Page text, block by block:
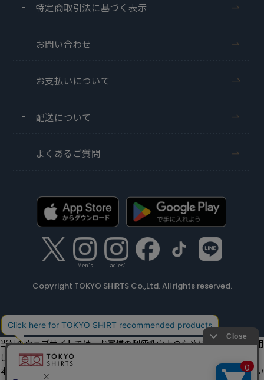
特定商取引法に基づく表示
お問い合わせ
お支払いについて
配送について
よくあるご質問
Men's Ladies'
Copyright TOKYO SHIRTS Co.,Ltd. All rights reserved.
当社のウェブサイトでは、お客様の利便性向上のためにクッキーを利用
しています。
本ウェブサイトをこのままご利用になる場合、クッキーの使用に同意い